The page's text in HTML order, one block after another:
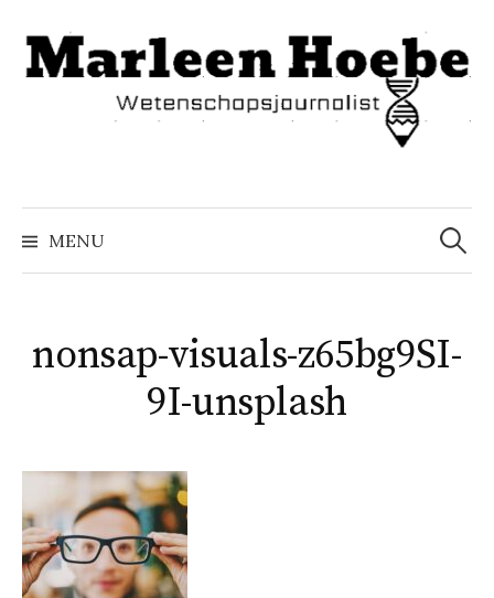
inhoud
springen
MENU
Zoeken
naar:
nonsap-visuals-z65bg9SI-
9I-unsplash